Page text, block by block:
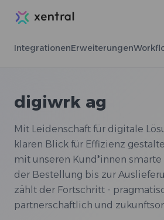
Xentral
IntegrationenErweiterungen
digiwrk ag
Mit Leidenschaft für digitale
klaren Blick für Effizienz
mit unseren Kund*innen smarte
der Bestellung bis zur
zählt der Fortschritt -
partnerschaftlich und